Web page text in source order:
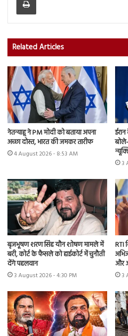
Related Articles
नेतन्याहू ने PM मोदी को बताया अपना
अच्छा दोस्त, भारत की जमकर तारीफ
4 August 2026 - 8:53 AM
3
बृजभूषण शरण सिंह यौन शोषण मामले में
बरी, कोर्ट के फैसले को हाईकोर्ट में चुनौती
देंगे पहलवान
3 August 2026 - 4:30 PM
RTI
और
3